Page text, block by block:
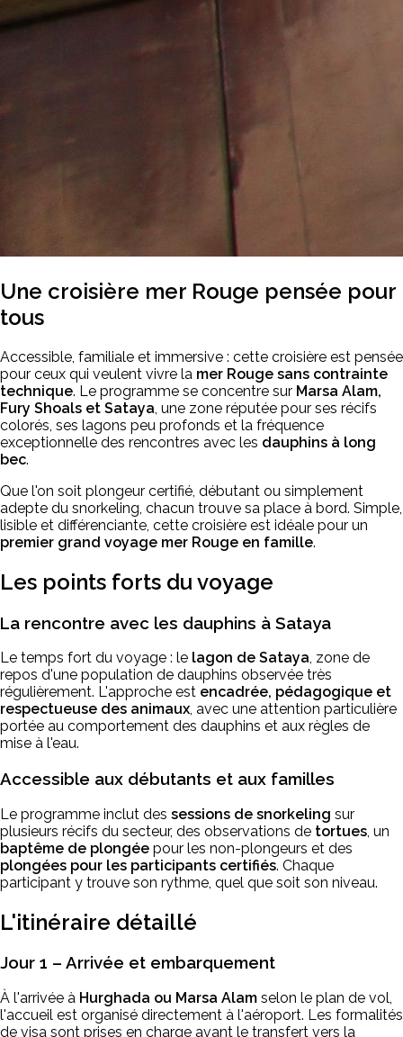
Une croisière mer Rouge pensée pour
tous
Accessible, familiale et immersive : cette croisière est pensée
pour ceux qui veulent vivre la mer Rouge sans contrainte
technique. Le programme se concentre sur Marsa Alam,
Fury Shoals et Sataya , une zone réputée pour ses récifs
colorés, ses lagons peu profonds et la fréquence
exceptionnelle des rencontres avec les dauphins à long
bec.
Que l'on soit plongeur certifié, débutant ou simplement
adepte du snorkeling, chacun trouve sa place à bord. Simple,
lisible et différenciante, cette croisière est idéale pour un
premier grand voyage mer Rouge en famille.
Les points forts du voyage
La rencontre avec les dauphins à Sataya
Le temps fort du voyage : le lagon de Sataya, zone de
repos d'une population de dauphins observée très
régulièrement. L'approche est encadrée, pédagogique et
respectueuse des animaux, avec une attention particulière
portée au comportement des dauphins et aux règles de
mise à l'eau.
Accessible aux débutants et aux familles
Le programme inclut des sessions de snorkeling sur
plusieurs récifs du secteur, des observations de tortues , un
baptême de plongée pour les non-plongeurs et des
plongées pour les participants certifiés. Chaque
participant y trouve son rythme, quel que soit son niveau.
L'itinéraire détaillé
Jour 1 – Arrivée et embarquement
À l'arrivée à Hurghada ou Marsa Alam selon le plan de vol,
l'accueil est organisé directement à l'aéroport. Les formalités
de visa sont prises en charge avant le transfert vers la